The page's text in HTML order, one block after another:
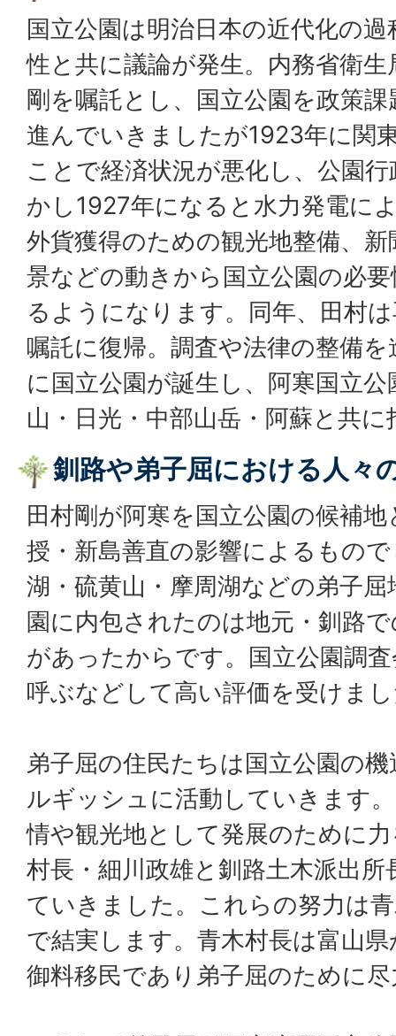
国立公園は明治日本の近代化の
性と共に議論が発生。内務省衛
剛を嘱託とし、国立公園を政策
進んでいきましたが1923年に関
ことで経済状況が悪化し、公園
かし1927年になると水力発電に
外貨獲得のための観光地整備、
景などの動きから国立公園の必
るようになります。同年、田村
嘱託に復帰。調査や法律の整備
に国立公園が誕生し、阿寒国立
山・日光・中部山岳・阿蘇と共
釧路や弟子屈における人々
田村剛が阿寒を国立公園の候補
授・新島善直の影響によるもの
湖・硫黄山・摩周湖などの弟子
園に内包されたのは地元・釧路
があったからです。国立公園調
呼ぶなどして高い評価を受けま
弟子屈の住民たちは国立公園の
ルギッシュに活動していきます
情や観光地として発展のために
村長・細川政雄と釧路土木派出
ていきました。これらの努力は
で結実します。青木村長は富山
御料移民であり弟子屈のために